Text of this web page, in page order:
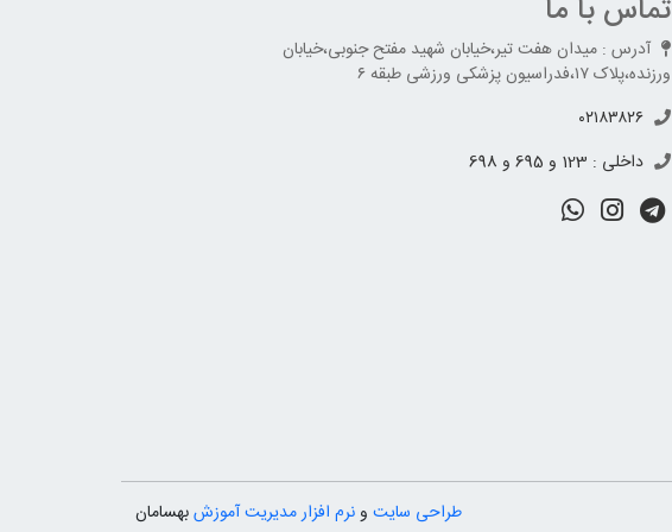
تماس با ما
آدرس : میدان هفت تیر،خیابان شهید مفتح جنوبی،خیابان
ورزنده،پلاک ۱۷،فدراسیون پزشکی ورزشی طبقه ۶
۰۲۱۸۳۸۲۶
داخلی : 123 و 695 و 698
طراحی سایت ونرم افزار مدیریت آموزشبهسامان